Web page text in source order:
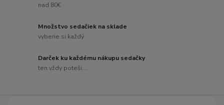
nad 80€
Množstvo sedačiek na sklade
vyberie si každý
Darček ku každému nákupu sedačky
ten vždy poteši....